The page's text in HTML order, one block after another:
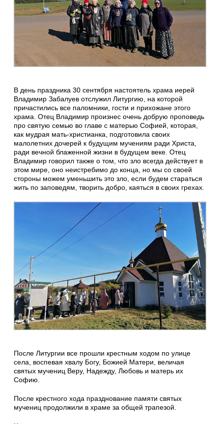
В день праздника 30 сентября настоятель храма иерей
Владимир Забалуев отслужил Литургию, на которой
причастились все паломники, гости и прихожане этого
храма. Отец Владимир произнес очень добрую проповедь
про святую семью во главе с матерью Софией, которая,
как мудрая мать-христианка, подготовила своих
малолетних дочерей к будущим мучениям ради Христа,
ради вечной блаженной жизни в будущем веке. Отец
Владимир говорил также о том, что зло всегда действует в
этом мире, оно неистребимо до конца, но мы со своей
стороны можем уменьшить это зло, если будем стараться
жить по заповедям, творить добро, каяться в своих грехах.
После Литургии все прошли крестным ходом по улице
села, воспевая хвалу Богу, Божией Матери, величая
святых мучениц Веру, Надежду, Любовь и матерь их
Софию.
После крестного хода празднование памяти святых
мучениц продолжили в храме за общей трапезой.